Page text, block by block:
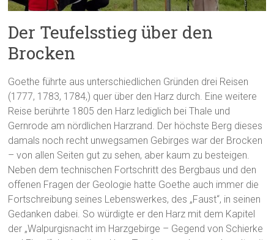
Der Teufelsstieg über den
Brocken
Goethe führte aus unterschiedlichen Gründen drei Reisen
(1777, 1783, 1784,) quer über den Harz durch. Eine weitere
Reise berührte 1805 den Harz lediglich bei Thale und
Gernrode am nördlichen Harzrand. Der höchste Berg dieses
damals noch recht unwegsamen Gebirges war der Brocken
– von allen Seiten gut zu sehen, aber kaum zu besteigen.
Neben dem technischen Fortschritt des Bergbaus und den
offenen Fragen der Geologie hatte Goethe auch immer die
Fortschreibung seines Lebenswerkes, des „Faust“, in seinen
Gedanken dabei. So würdigte er den Harz mit dem Kapitel
der „Walpurgisnacht im Harzgebirge – Gegend von Schierke